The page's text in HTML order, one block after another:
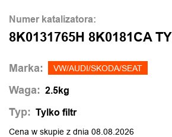
Numer katalizatora:
8K0131765H 8K0181CA
Marka: VW/AUDI/SKODA/SEAT
Waga: 2.5kg
Typ: Tylko filtr
Cena w skupie z dnia 08.08.2026